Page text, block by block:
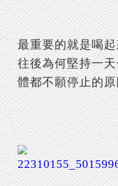
最重要的就是喝
往後為何堅持一
體都不願停止的